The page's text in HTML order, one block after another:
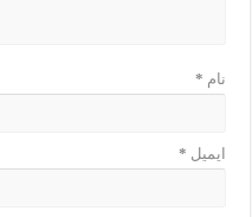
نام *
ایمیل *